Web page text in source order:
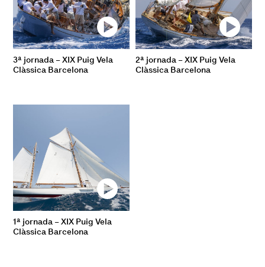
3ª jornada – XIX Puig Vela
Clàssica Barcelona
2ª jornada – XIX Puig Vela
Clàssica Barcelona
1ª jornada – XIX Puig Vela
Clàssica Barcelona